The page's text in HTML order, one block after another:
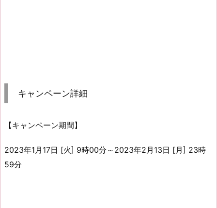
キャンペーン詳細
【キャンペーン期間】
2023年1月17日 [火] 9時00分～2023年2月13日 [月] 23時
59分